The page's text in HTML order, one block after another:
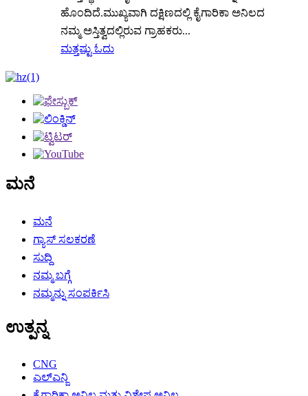
ಹೊಂದಿದೆ.ಮುಖ್ಯವಾಗಿ ದಕ್ಷಿಣದಲ್ಲಿ ಕೈಗಾರಿಕಾ ಅನಿಲದ
ನಮ್ಮ ಅಸ್ತಿತ್ವದಲ್ಲಿರುವ ಗ್ರಾಹಕರು...
ಮತ್ತಷ್ಟು ಓದು
ಮನೆ
ಮನೆ
ಗ್ಯಾಸ್ ಸಲಕರಣೆ
ಸುದ್ದಿ
ನಮ್ಮ ಬಗ್ಗೆ
ನಮ್ಮನ್ನು ಸಂಪರ್ಕಿಸಿ
ಉತ್ಪನ್ನ
CNG
ಎಲ್ಎನ್ಜಿ